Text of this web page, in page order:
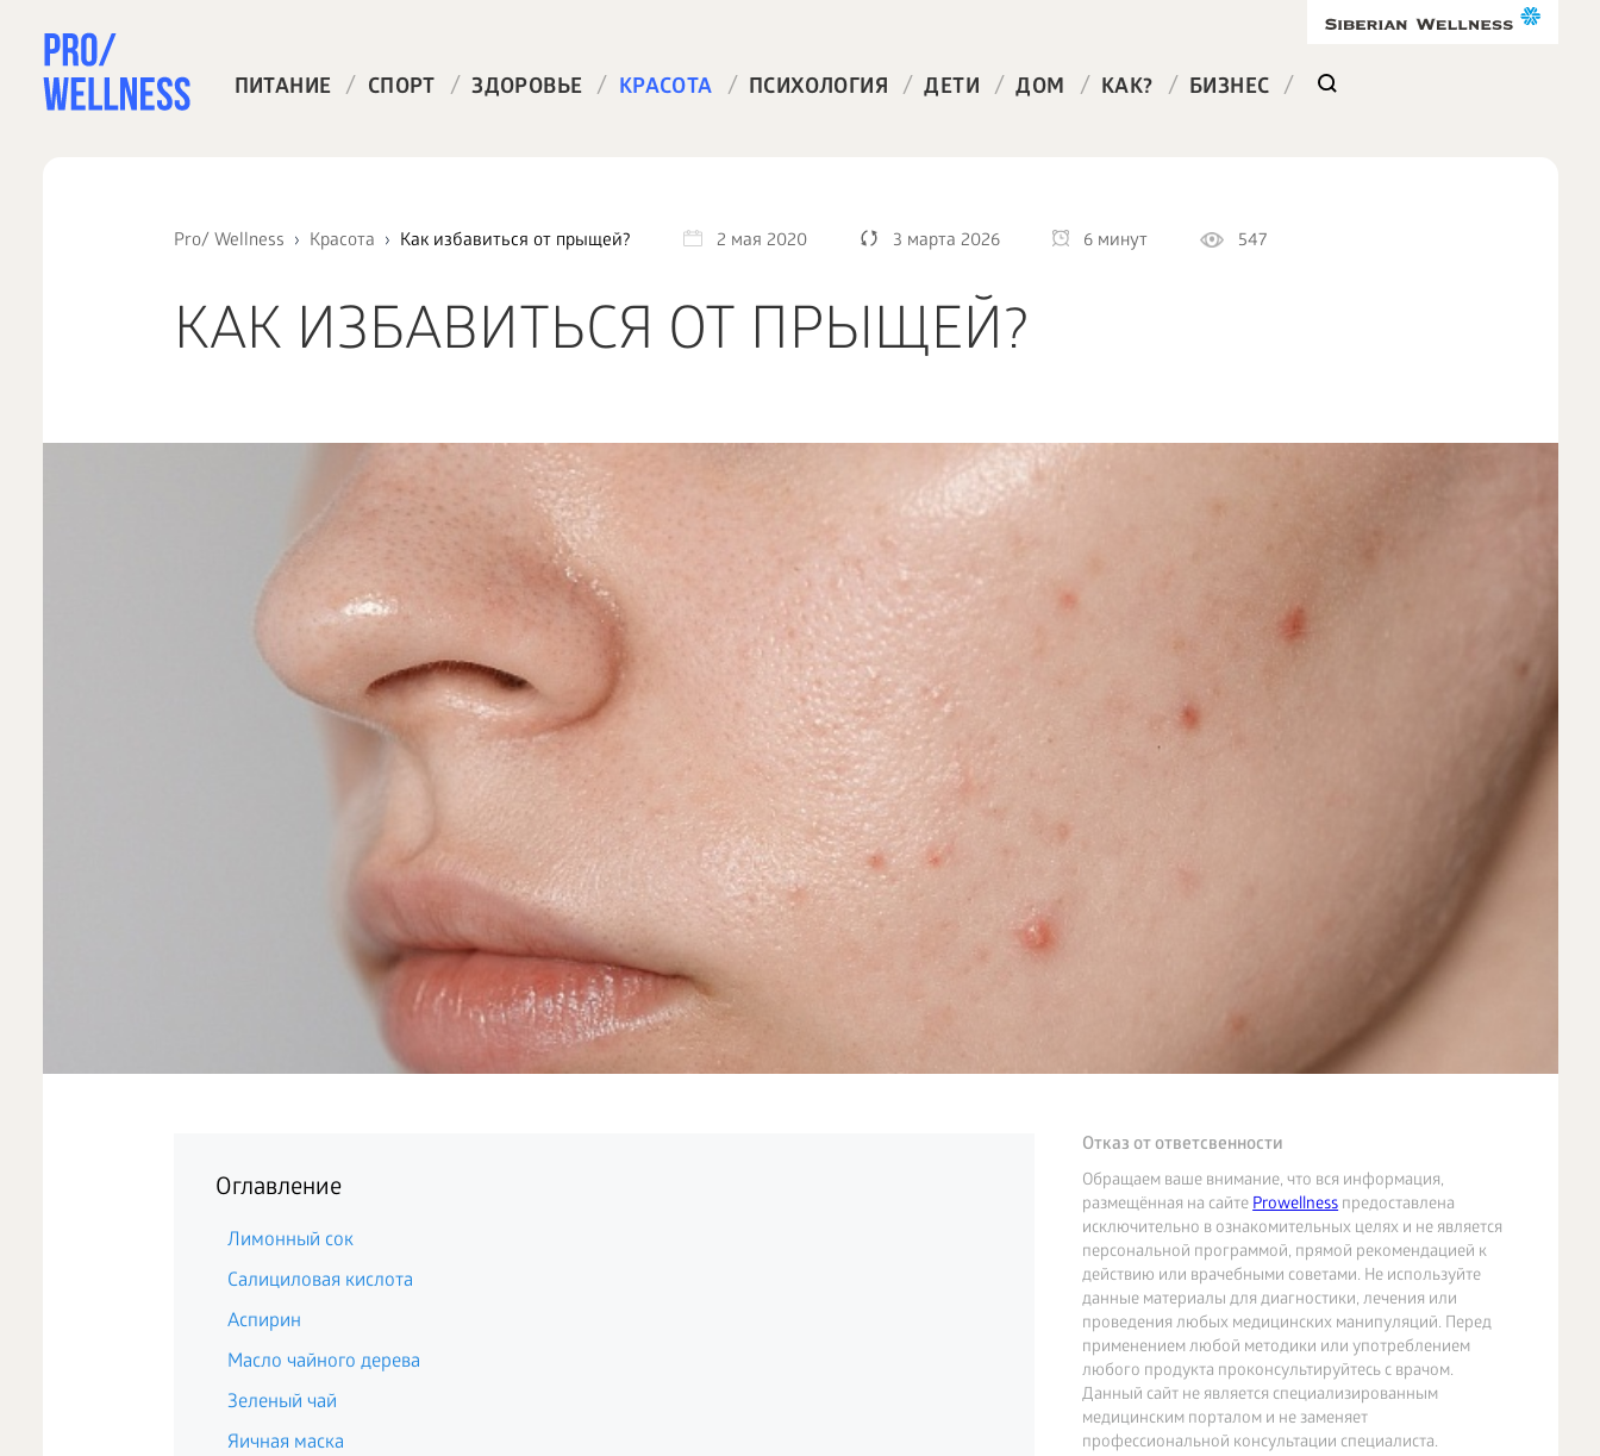
ПИТАНИЕ / СПОРТ / ЗДОРОВЬЕ / КРАСОТА / ПСИХОЛОГИЯ / ДЕТИ / ДОМ / КАК? / БИЗНЕС /
Pro/ Wellness Красота Как избавиться от прыщей? 2 мая 2020 3 марта 2026 6 минут 547
КАК ИЗБАВИТЬСЯ ОТ ПРЫЩЕЙ?
Отказ от ответсвенности
Обращаем ваше внимание, что вся информация,
размещённая на сайтеProwellnessпредоставлена
исключительно в ознакомительных целях и не является
персональной программой, прямой рекомендацией к
действию или врачебными советами. Не используйте
данные материалы для диагностики, лечения или
проведения любых медицинских манипуляций. Перед
применением любой методики или употреблением
любого продукта проконсультируйтесь с врачом.
Данный сайт не является специализированным
медицинским порталом и не заменяет
профессиональной консультации специалиста.
Оглавление
Лимонный сок
Салициловая кислота
Аспирин
Масло чайного дерева
Зеленый чай
Яичная маска